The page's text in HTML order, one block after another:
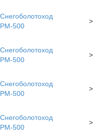
Снегоболотоход
РМ-500
>
Снегоболотоход
РМ-500
>
Снегоболотоход
РМ-500
>
Снегоболотоход
РМ-500
>